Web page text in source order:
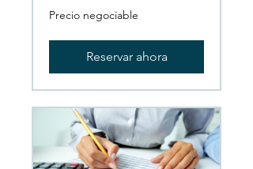
Precio
negociable
Precio negociable
Reservar ahora